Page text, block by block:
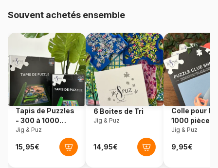
Provenance Roumanie
Dtoys-73747
EAN 5947502873747
Nombre de pièces 1000 pièces
Dimensions 68 x 47 cm
Souvent achetés ensemble
Tapis de Puzzles
- 300 à 1000
pièces
Jig & Puz
6 Boites de Tri
Jig & Puz
Colle pour
1000 pièces
Jig & Puz